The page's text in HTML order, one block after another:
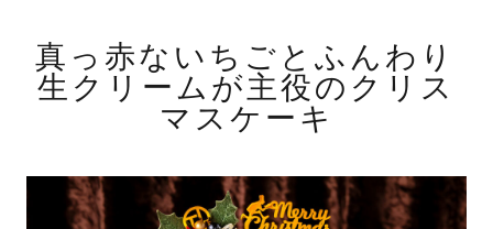
真っ赤ないちごとふんわり
生クリームが主役のクリス
マスケーキ